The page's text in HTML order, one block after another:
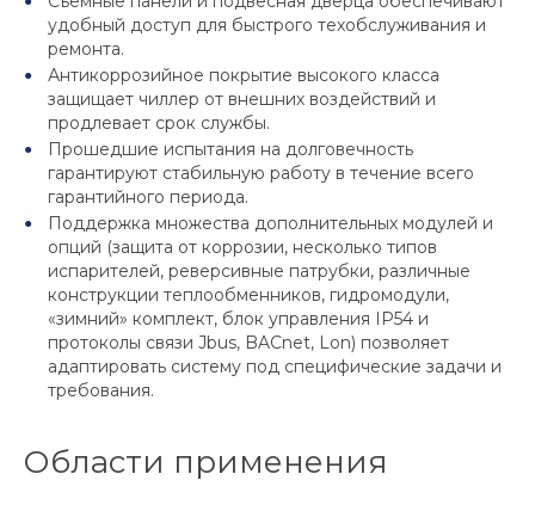
удобный доступ для быстрого техобслуживания и
ремонта.
Антикоррозийное покрытие высокого класса
защищает чиллер от внешних воздействий и
продлевает срок службы.
Прошедшие испытания на долговечность
гарантируют стабильную работу в течение всего
гарантийного периода.
Поддержка множества дополнительных модулей и
опций (защита от коррозии, несколько типов
испарителей, реверсивные патрубки, различные
конструкции теплообменников, гидромодули,
«зимний» комплект, блок управления IP54 и
протоколы связи Jbus, BACnet, Lon) позволяет
адаптировать систему под специфические задачи и
требования.
Области применения